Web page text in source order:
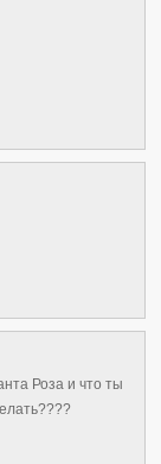
Роза и что ты